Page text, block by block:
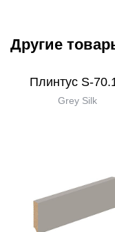
Другие
Плинтус S-
Grey Silk